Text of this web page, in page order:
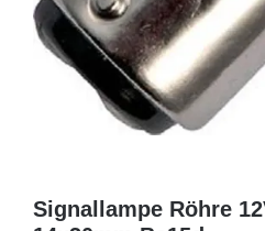
Signallampe Röhre